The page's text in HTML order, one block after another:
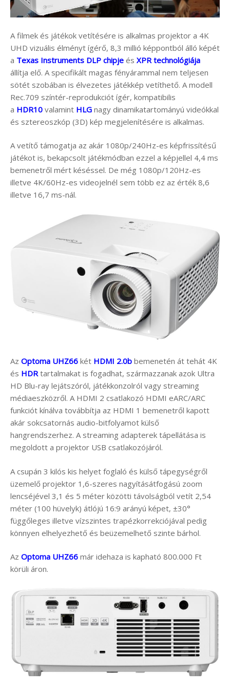
A filmek és játékok vetítésére is alkalmas projektor a 4K
UHD vizuális élményt ígérő, 8,3 millió képpontból álló képét
a Texas Instruments DLP chipje és XPR technológiája
állítja elő. A specifikált magas fényárammal nem teljesen
sötét szobában is élvezetes játékkép vetíthető. A modell
Rec.709 színtér-reprodukciót ígér, kompatibilis
a HDR10 valamint HLG nagy dinamikatartományú videókkal
és sztereoszkóp (3D) kép megjelenítésére is alkalmas.
A vetítő támogatja az akár 1080p/240Hz-es képfrissítésű
játékot is, bekapcsolt játékmódban ezzel a képjellel 4,4 ms
bemenetről mért késéssel. De még 1080p/120Hz-es
illetve 4K/60Hz-es videojelnél sem több ez az érték 8,6
illetve 16,7 ms-nál.
Az Optoma UHZ66 két HDMI 2.0b bemenetén át tehát 4K
és HDRtartalmakat is fogadhat, származzanak azok Ultra
HD Blu-ray lejátszóról, játékkonzolról vagy streaming
médiaeszközről. A HDMI 2 csatlakozó HDMI eARC/ARC
funkciót kínálva továbbítja az HDMI 1 bemenetről kapott
akár sokcsatornás audio-bitfolyamot külső
hangrendszerhez. A streaming adapterek tápellátása is
megoldott a projektor USB csatlakozójáról.
A csupán 3 kilós kis helyet foglaló és külső tápegységről
üzemelő projektor 1,6-szeres nagyításátfogású zoom
lencséjével 3,1 és 5 méter közötti távolságból vetít 2,54
méter (100 hüvelyk) átlójú 16:9 arányú képet, ±30°
függőleges illetve vízszintes trapézkorrekciójával pedig
könnyen elhelyezhető és beüzemelhető szinte bárhol.
Az Optoma UHZ66 már idehaza is kapható 800.000 Ft
körüli áron.